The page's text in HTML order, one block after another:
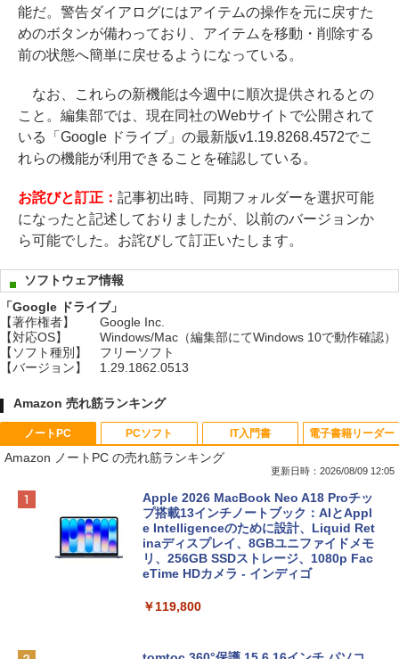
能だ。警告ダイアログにはアイテムの操作を元に戻すた
めのボタンが備わっており、アイテムを移動・削除する
前の状態へ簡単に戻せるようになっている。
なお、これらの新機能は今週中に順次提供されるとの
こと。編集部では、現在同社のWebサイトで公開されて
いる「Google ドライブ」の最新版v1.19.8268.4572でこ
れらの機能が利用できることを確認している。
お詫びと訂正： 記事初出時、同期フォルダーを選択可能
になったと記述しておりましたが、以前のバージョンか
ら可能でした。お詫びして訂正いたします。
ソフトウェア情報
「Google ドライブ」
【著作権者】
Google Inc.
【対応OS】
Windows/Mac（編集部にてWindows 10で動作確認）
【ソフト種別】
フリーソフト
【バージョン】
1.29.1862.0513
Amazon 売れ筋ランキング
ノートPC
Amazon ノートPC の売れ筋ランキング
更新日時：2026/08/09 12:05
Apple 2026 MacBook Neo A18 Proチッ
プ搭載13インチノートブック：AIとAppl
e Intelligenceのために設計、Liquid Ret
inaディスプレイ、8GBユニファイドメモ
リ、256GB SSDストレージ、1080p Fac
eTime HDカメラ - インディゴ
￥119,800
PCソフト IT入門書 電子書籍リーダー